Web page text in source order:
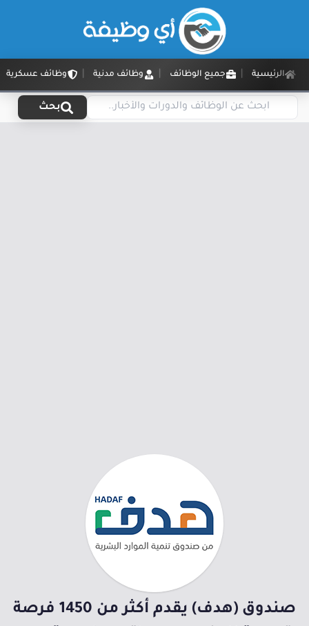
الرئيسية جميع الوظائف وظائف مدنية وظائف عسكرية
بحث
صندوق (هدف) يقدم أكثر من 1450 فرصة